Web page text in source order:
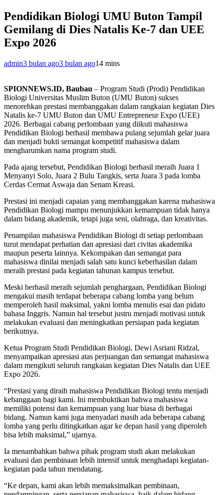
Pendidikan Biologi UMU Buton Tampil
Gemilang di Dies Natalis Ke-7 dan UEE
Expo 2026
admin3 bulan ago3 bulan ago14 mins
SPIONNEWS.ID, Baubau – Program Studi (Prodi) Pendidikan
Biologi Universitas Muslim Buton (UMU Buton) sukses
menorehkan prestasi membanggakan dalam rangkaian kegiatan Dies
Natalis ke-7 UMU Buton dan UMU Entrepreneur Expo (UEE)
2026. Berbagai cabang perlombaan yang diikuti mahasiswa
Pendidikan Biologi berhasil membawa pulang sejumlah gelar juara
dan menjadi bukti semangat kompetitif mahasiswa dalam
mengharumkan nama program studi.
Pada ajang tersebut, Pendidikan Biologi berhasil meraih Juara 1
Menyanyi Solo, Juara 2 Bulu Tangkis, serta Juara 3 pada lomba
Cerdas Cermat Aswaja dan Senam Kreasi.
Prestasi ini menjadi capaian yang membanggakan karena mahasiswa
Pendidikan Biologi mampu menunjukkan kemampuan tidak hanya
dalam bidang akademik, tetapi juga seni, olahraga, dan kreativitas.
Penampilan mahasiswa Pendidikan Biologi di setiap perlombaan
turut mendapat perhatian dan apresiasi dari civitas akademika
maupun peserta lainnya. Kekompakan dan semangat para
mahasiswa dinilai menjadi salah satu kunci keberhasilan dalam
meraih prestasi pada kegiatan tahunan kampus tersebut.
Meski berhasil meraih sejumlah penghargaan, Pendidikan Biologi
mengakui masih terdapat beberapa cabang lomba yang belum
memperoleh hasil maksimal, yakni lomba menulis esai dan pidato
bahasa Inggris. Namun hal tersebut justru menjadi motivasi untuk
melakukan evaluasi dan meningkatkan persiapan pada kegiatan
berikutnya.
Ketua Program Studi Pendidikan Biologi, Dewi Asriani Ridzal,
menyampaikan apresiasi atas perjuangan dan semangat mahasiswa
dalam mengikuti seluruh rangkaian kegiatan Dies Natalis dan UEE
Expo 2026.
“Prestasi yang diraih mahasiswa Pendidikan Biologi tentu menjadi
kebanggaan bagi kami. Ini membuktikan bahwa mahasiswa
memiliki potensi dan kemampuan yang luar biasa di berbagai
bidang. Namun kami juga menyadari masih ada beberapa cabang
lomba yang perlu ditingkatkan agar ke depan hasil yang diperoleh
bisa lebih maksimal,” ujarnya.
Ia menambahkan bahwa pihak program studi akan melakukan
evaluasi dan pembinaan lebih intensif untuk menghadapi kegiatan-
kegiatan pada tahun mendatang.
“Ke depan, kami akan lebih memaksimalkan pembinaan,